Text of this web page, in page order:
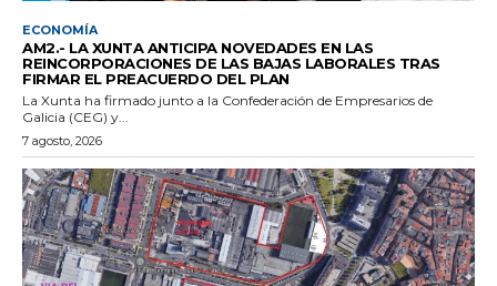
ECONOMÍA
AM2.- LA XUNTA ANTICIPA NOVEDADES EN LAS
REINCORPORACIONES DE LAS BAJAS LABORALES TRAS
FIRMAR EL PREACUERDO DEL PLAN
La Xunta ha firmado junto a la Confederación de Empresarios de
Galicia (CEG) y...
7 agosto, 2026